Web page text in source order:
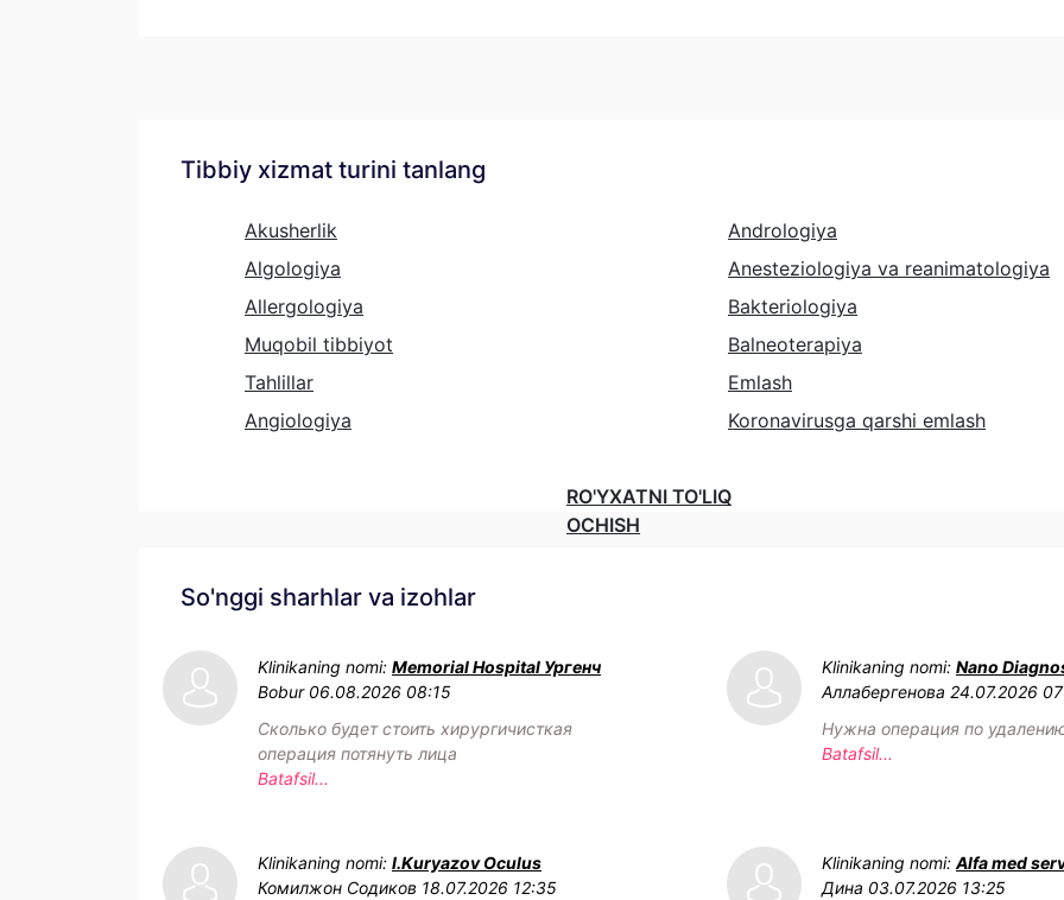
Tibbiy xizmat turini tanlang
Akusherlik
Algologiya
Allergologiya
Muqobil tibbiyot
Tahlillar
Angiologiya
Andrologiya
Anesteziologiya va reanimatologiya
Bakteriologiya
Balneoterapiya
Emlash
Koronavirusga qarshi emlash
RO'YXATNI TO'LIQ
OCHISH
So'nggi sharhlar va izohlar
Klinikaning nomi: Memorial Hospital Ургенч
Bobur 06.08.2026 08:15
Сколько будет стоить хирургичисткая
операция потянуть лица
Batafsil...
Klinikaning nomi: Nano
Аллабергенова 24.07.2026
Нужна операция по
Batafsil...
Klinikaning nomi: I.Kuryazov Oculus
Комилжон Содиков 18.07.2026 12:35
Klinikaning nomi: Alfa med
Дина 03.07.2026 13:25